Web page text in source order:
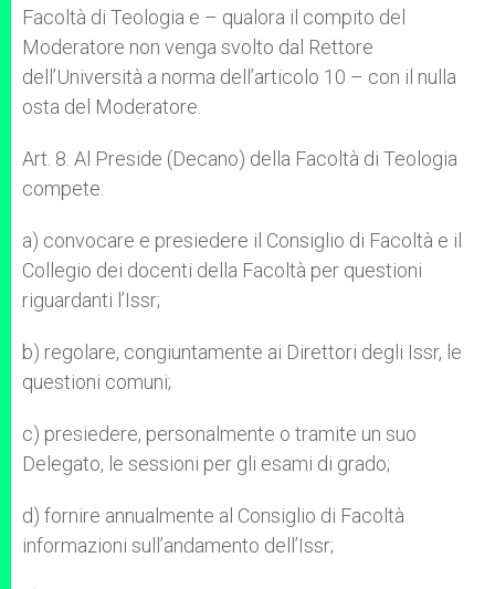
Facoltà di Teologia e – qualora il compito del
Moderatore non venga svolto dal Rettore
dell’Università a norma dell’articolo 10 – con il nulla
osta del Moderatore.
Art. 8. Al Preside (Decano) della Facoltà di Teologia
compete:
a) convocare e presiedere il Consiglio di Facoltà e il
Collegio dei docenti della Facoltà per questioni
riguardanti l’Issr;
b) regolare, congiuntamente ai Direttori degli Issr, le
questioni comuni;
c) presiedere, personalmente o tramite un suo
Delegato, le sessioni per gli esami di grado;
d) fornire annualmente al Consiglio di Facoltà
informazioni sull’andamento dell’Issr;